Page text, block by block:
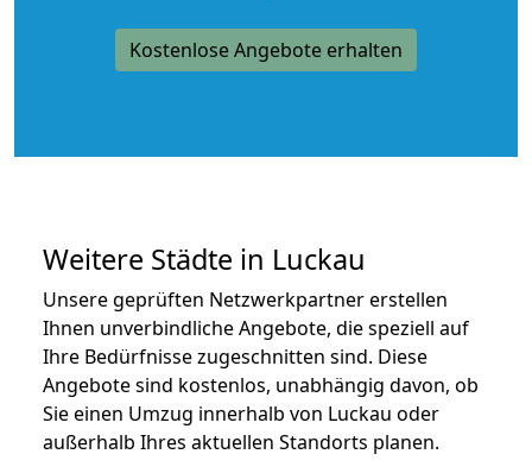
Kostenlose Angebote erhalten
Weitere Städte in Luckau
Unsere geprüften Netzwerkpartner erstellen
Ihnen unverbindliche Angebote, die speziell auf
Ihre Bedürfnisse zugeschnitten sind. Diese
Angebote sind kostenlos, unabhängig davon, ob
Sie einen Umzug innerhalb von Luckau oder
außerhalb Ihres aktuellen Standorts planen.